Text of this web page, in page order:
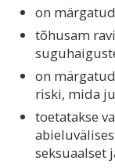
on
tõhusam
on
riski, mida
toetatakse
seksuaalset